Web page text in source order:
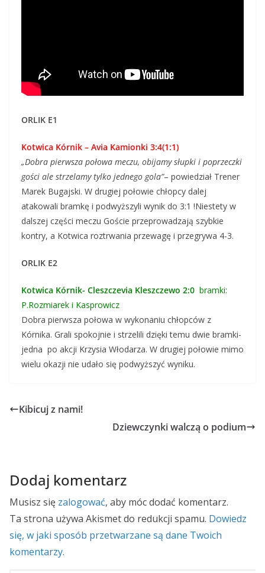
ORLIK E1
Kotwica Kórnik – Avia Kamionki 3:4(1:1)
„Dobra pierwsza połowa meczu, obijamy słupki i poprzeczki
gości ale strzelamy tylko jednego gola”– powiedział Trener
Marek Bugajski. W drugiej połowie chłopcy dalej
atakowali bramkę i podwyższyli wynik do 3:1 !Niestety w
dalszej części meczu Goście przeprowadzają szybkie
kontry, a Kotwica roztrwania przewagę i przegrywa 4-3.
ORLIK E2
Kotwica Kórnik- Cleszczevia Kleszczewo 2:0 bramki:
P.Rozmiarek i Kasprowicz
Dobra pierwsza połowa w wykonaniu chłopców z
Kórnika. Grali spokojnie i strzelili dzięki temu dwie bramki-
jedna po akcji Krzysia Włodarza. W drugiej połowie mimo
wielu okazji nie udało się podwyższyć wyniku.
Kibicuj z nami!
Dziewczynki walczą o podium
Dodaj komentarz
Musisz się zalogować, aby móc dodać komentarz.
Ta strona używa Akismet do redukcji spamu. Dowiedz
się, w jaki sposób przetwarzane są dane Twoich
komentarzy.